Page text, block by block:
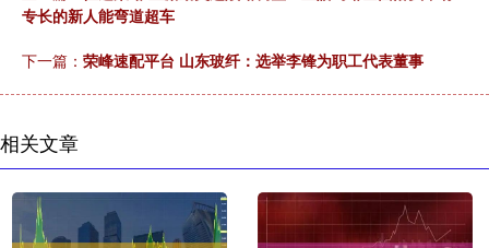
专长的新人能弯道超车
下一篇： 荣峰速配平台 山东玻纤：选举李锋为职工代表董事
相关文章